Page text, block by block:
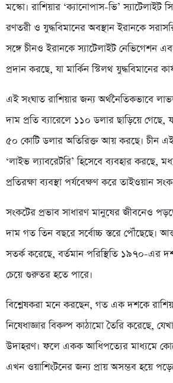
মস্কো। রাশিয়ার ‘ক্যানোপাস-ভি’ স্যাটেলাইট
রণতরী ও যুদ্ধবিমানের অবস্থান ইরানকে
সঙ্গে চীনও ইরানকে স্যাটেলাইট নেভিগেশন
প্রদান করছে, যা মার্কিন স্টিলথ যুদ্ধবিমানের
এই সংঘাত রাশিয়ার জন্য অর্থনৈতিকভাবে
দাম প্রতি ব্যারেলে ১১০ ডলার ছাড়িয়ে গেছে,
৫০ কোটি ডলার অতিরিক্ত আয় করছে। চীন এই
‘লাইভ ল্যাবরেটরি’ হিসেবে ব্যবহার করছে,
প্রতিরক্ষা ব্যবস্থা পর্যবেক্ষণ করে তাইওয়ান
সংকটের প্রভাব সাধারণ মানুষের জীবনেও
দাম গত তিন বছরে সর্বোচ্চ স্তরে পৌঁছেছে।
সতর্ক করেছে, বর্তমান পরিস্থিতি ১৯৭০-এর
চেয়ে গুরুতর হতে পারে।
বিশ্লেষকরা মনে করছেন, গত এক দশকে
নিষেধাজ্ঞার বিকল্প কাঠামো তৈরি করেছে,
উদাহরণ। ফলে একক আধিপত্যের মাধ্যমে
এখন ওয়াশিংটনের জন্য প্রায় অসম্ভব হয়ে